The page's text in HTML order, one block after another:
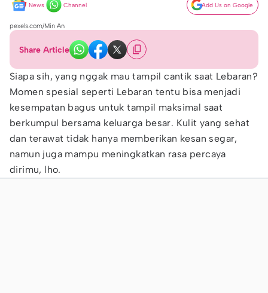
News Channel Add Us on Google
pexels.com/Min An
Share Article
Siapa sih, yang nggak mau tampil cantik saat Lebaran?
Momen spesial seperti Lebaran tentu bisa menjadi
kesempatan bagus untuk tampil maksimal saat
berkumpul bersama keluarga besar. Kulit yang sehat
dan terawat tidak hanya memberikan kesan segar,
namun juga mampu meningkatkan rasa percaya
dirimu, lho.